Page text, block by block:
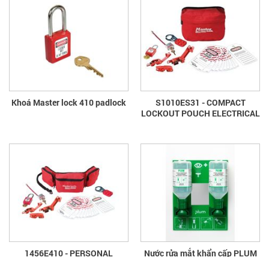
Khoá Master lock 410 padlock
S1010ES31 - COMPACT
LOCKOUT POUCH ELECTRICAL
1456E410 - PERSONAL
Nước rửa mắt khẩn cấp PLUM